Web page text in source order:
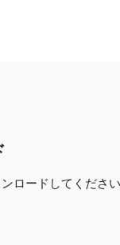
ロードしてくださ